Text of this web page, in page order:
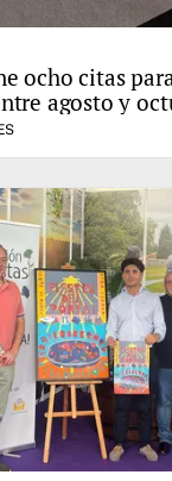
ocho citas
agosto y